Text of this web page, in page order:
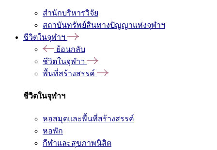
สำนักบริหารวิจัย
สถาบันทรัพย์สินทางปัญญาแห่งจุฬาฯ
ชีวิตในจุฬาฯ
ย้อนกลับ
ชีวิตในจุฬาฯ
พื้นที่สร้างสรรค์
ชีวิตในจุฬาฯ
หอสมุดและพื้นที่สร้างสรรค์
หอพัก
กีฬาและสุขภาพนิสิต